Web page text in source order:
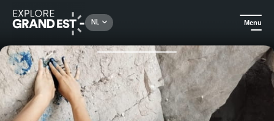
NL Menu
Kijk je ogen uit in de Grand Est Creatieve wandeling: Land Art